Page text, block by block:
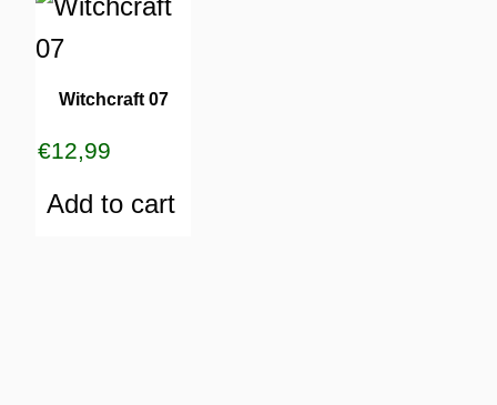
Witchcraft 07
€12,99
Add to cart